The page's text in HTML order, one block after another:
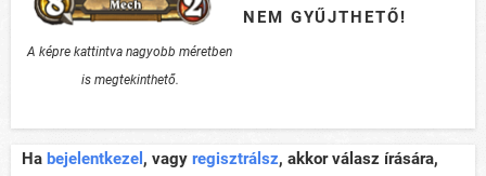
A képre kattintva nagyobb méretben
is megtekinthető.
NEM GYŰJTHETŐ!
Ha bejelentkezel , vagy regisztrálsz, akkor válasz írására,